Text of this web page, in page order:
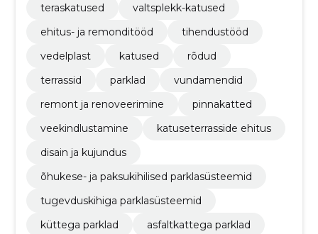
teraskatused
valtsplekk-katused
ehitus- ja remonditööd
tihendustööd
vedelplast
katused
rõdud
terrassid
parklad
vundamendid
remont ja renoveerimine
pinnakatted
veekindlustamine
katuseterrasside ehitus
disain ja kujundus
õhukese- ja paksukihilised parklasüsteemid
tugevduskihiga parklasüsteemid
küttega parklad
asfaltkattega parklad